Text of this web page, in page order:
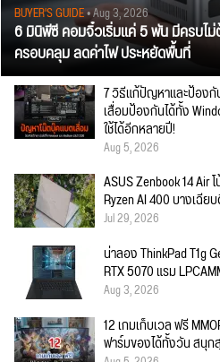
BUYER'S GUIDE• Aug 3, 2026
6 มินิพีซี คอมจิ๋วเริ่มแค่ 5 พัน มีครบไ
ครอบคลุม ลดค่าไฟ ประหยัดพื้นที่
7 วิธีแก้ปัญหาและป้อง
เสื่อมป้องกันได้ทั้ง
ใช้ได้อีกหลายปี!
Aug 5, 2026
ASUS Zenbook 14 Air
Ryzen AI 400 บางเฉีย
Jul 29, 2026
น่าลอง ThinkPad T1g
RTX 5070 แรม
Aug 3, 2026
12 เกมเก็บเวล ฟรี
ฟาร์มของได้ทั้งวัน สนุ